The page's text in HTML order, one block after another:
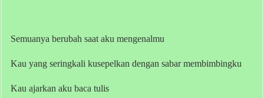
Semuanya berubah saat aku mengenalmu
Kau yang seringkali kusepelkan dengan sabar membimbingku
Kau ajarkan aku baca tulis